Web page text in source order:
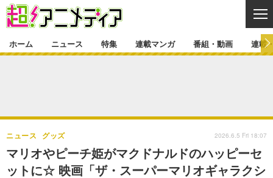
ゲーム・アプリ マンガ
グッズ イベント
特集一覧 カバー
ラキりす
連載マンガ
連載マンガ一覧
番組・動画
番組・動画一覧 ラジオ
連載・ブログ
ホーム ニュース 特集 連載マンガ 番組・動画 連載
マリオやピーチ姫がマクドナルドのハッピーセ
ットに☆ 映画「ザ・スーパーマリオギャラクシ
ニュース グッズ 2026.6.5 Fri 18:07